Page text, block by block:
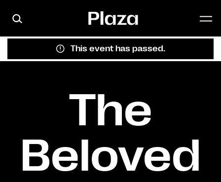
This event has passed.
The
Beloved